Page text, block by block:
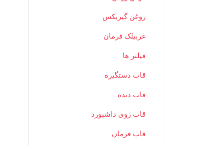
روغن گیربکس
غربیلک فرمان
فیلتر ها
قاب دستگیره
قاب دنده
قاب روی داشبورد
قاب فرمان